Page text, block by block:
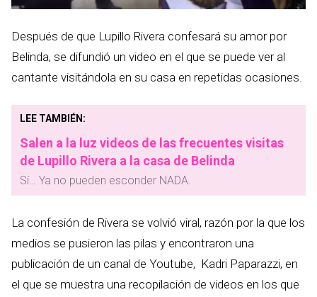
Después de que Lupillo Rivera confesará su amor por
Belinda, se difundió un video en el que se puede ver al
cantante visitándola en su casa en repetidas ocasiones.
LEE TAMBIÉN:
Salen a la luz videos de las frecuentes visitas
de Lupillo Rivera a la casa de Belinda
Sí… Ya no pueden esconder NADA.
La confesión de Rivera se volvió viral, razón por la que los
medios se pusieron las pilas y encontraron una
publicación de un canal de Youtube, Kadri Paparazzi, en
el que se muestra una recopilación de videos en los que